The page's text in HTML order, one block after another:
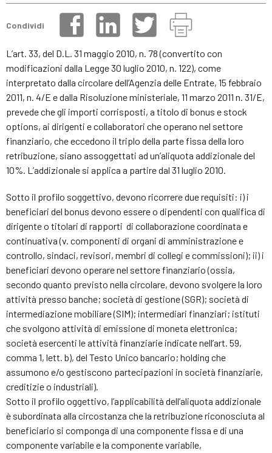
Condividi
L’art. 33, del D.L. 31 maggio 2010, n. 78 (convertito con
modificazioni dalla Legge 30 luglio 2010, n. 122), come
interpretato dalla circolare dell’Agenzia delle Entrate, 15 febbraio
2011, n. 4/E e dalla Risoluzione ministeriale, 11 marzo 2011 n. 31/E,
prevede che gli importi corrisposti, a titolo di bonus e stock
options, ai dirigenti e collaboratori che operano nel settore
finanziario, che eccedono il triplo della parte fissa della loro
retribuzione, siano assoggettati ad un’aliquota addizionale del
10%. L’addizionale si applica a partire dal 31 luglio 2010.
Sotto il profilo soggettivo, devono ricorrere due requisiti: i) i
beneficiari del bonus devono essere o dipendenti con qualifica di
dirigente o titolari di rapporti di collaborazione coordinata e
continuativa (v. componenti di organi di amministrazione e
controllo, sindaci, revisori, membri di collegi e commissioni); ii) i
beneficiari devono operare nel settore finanziario (ossia,
secondo quanto previsto nella circolare, devono svolgere la loro
attività presso banche; società di gestione (SGR); società di
intermediazione mobiliare (SIM); intermediari finanziari; istituti
che svolgono attività di emissione di moneta elettronica;
società esercenti le attività finanziarie indicate nell’art. 59,
comma 1, lett. b), del Testo Unico bancario; holding che
assumono e/o gestiscono partecipazioni in società finanziarie,
creditizie o industriali).
Sotto il profilo oggettivo, l’applicabilità dell’aliquota addizionale
è subordinata alla circostanza che la retribuzione riconosciuta al
beneficiario si componga di una componente fissa e di una
componente variabile e la componente variabile,